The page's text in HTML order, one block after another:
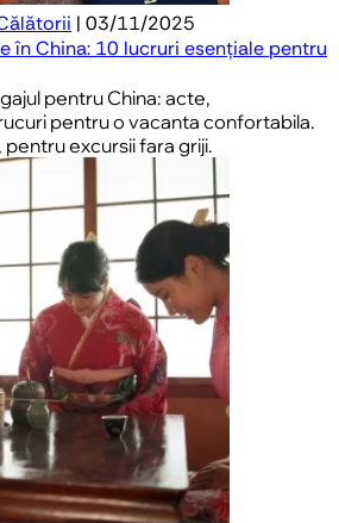
| 03/11/2025
în China: 10 lucruri esențiale pentru
pentru China: acte,
pentru o vacanta confortabila.
excursii fara griji.